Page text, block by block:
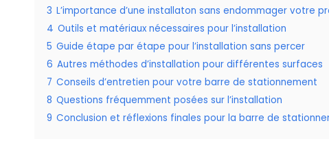
3 L’importance d’une installaton sans endommager votre
4 Outils et matériaux nécessaires pour l’installation
5 Guide étape par étape pour l’installation sans percer
6 Autres méthodes d’installation pour différentes surfaces
7 Conseils d’entretien pour votre barre de stationnement
8 Questions fréquemment posées sur l’installation
9 Conclusion et réflexions finales pour la barre de